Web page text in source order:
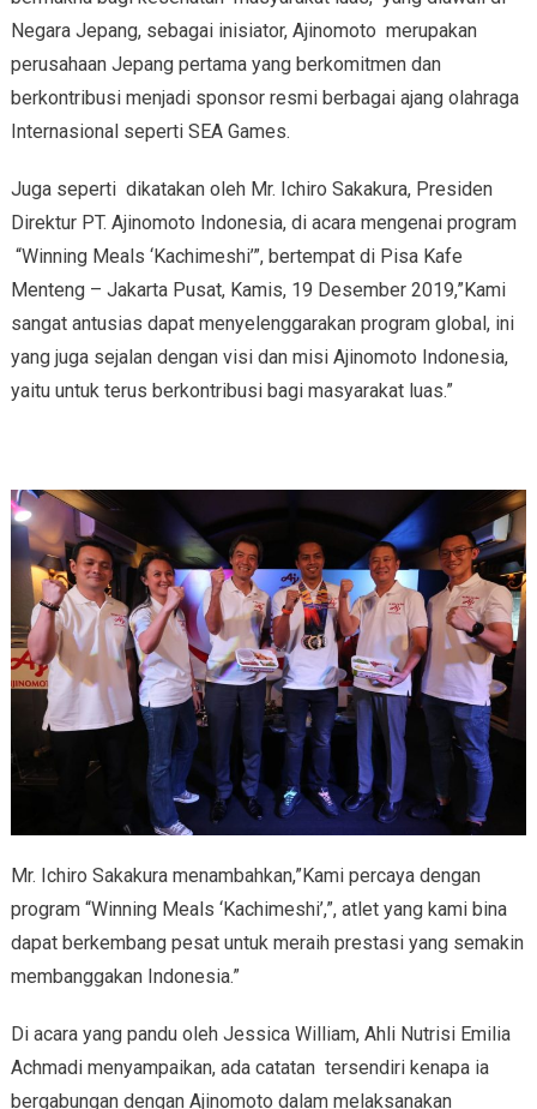
Negara Jepang, sebagai inisiator, Ajinomoto merupakan
perusahaan Jepang pertama yang berkomitmen dan
berkontribusi menjadi sponsor resmi berbagai ajang olahraga
Internasional seperti SEA Games.
Juga seperti dikatakan oleh Mr. Ichiro Sakakura, Presiden
Direktur PT. Ajinomoto Indonesia, di acara mengenai program
“Winning Meals ‘Kachimeshi’”, bertempat di Pisa Kafe
Menteng – Jakarta Pusat, Kamis, 19 Desember 2019,”Kami
sangat antusias dapat menyelenggarakan program global, ini
yang juga sejalan dengan visi dan misi Ajinomoto Indonesia,
yaitu untuk terus berkontribusi bagi masyarakat luas.”
Mr. Ichiro Sakakura menambahkan,”Kami percaya dengan
program “Winning Meals ‘Kachimeshi’,”, atlet yang kami bina
dapat berkembang pesat untuk meraih prestasi yang semakin
membanggakan Indonesia.”
Di acara yang pandu oleh Jessica William, Ahli Nutrisi Emilia
Achmadi menyampaikan, ada catatan tersendiri kenapa ia
bergabungan dengan Ajinomoto dalam melaksanakan